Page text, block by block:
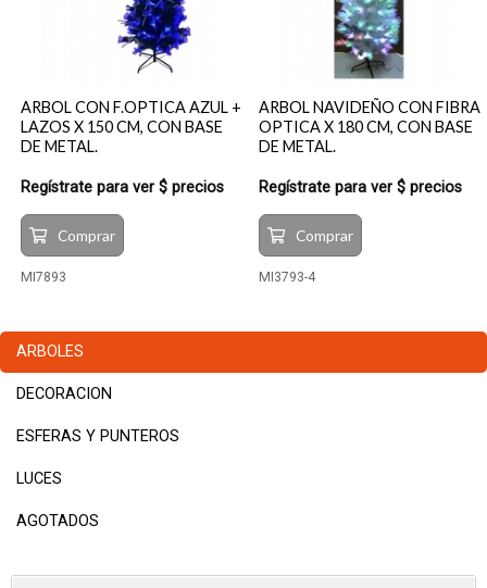
ARBOLES
DECORACION
ESFERAS Y PUNTEROS
LUCES
AGOTADOS
ARBOL CON F.OPTICA AZUL +
LAZOS X 150 CM, CON BASE
DE METAL.
Regístrate para ver $ precios
Comprar
MI7893
ARBOL NAVIDEÑO CON FIBRA
OPTICA X 180 CM, CON BASE
DE METAL.
Regístrate para ver $ precios
Comprar
MI3793-4